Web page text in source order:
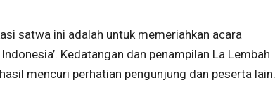
satwa ini adalah untuk memeriahkan acara
Kedatangan dan penampilan La Lembah
mencuri perhatian pengunjung dan peserta lain.